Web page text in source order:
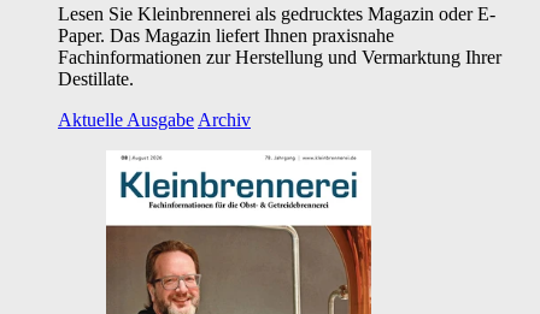
Lesen Sie Kleinbrennerei als gedrucktes Magazin oder E-
Paper. Das Magazin liefert Ihnen praxisnahe
Fachinformationen zur Herstellung und Vermarktung Ihrer
Destillate.
Aktuelle Ausgabe Archiv